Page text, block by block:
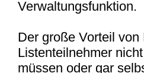
Verwaltungsfunktion.
Der große Vorteil
Listenteilnehmer
müssen oder gar